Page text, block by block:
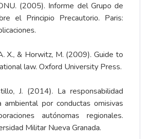
(2005). Informe del Grupo de
el Principio Precautorio. Paris:
X., & Horwitz, M. (2009). Guide to
law. Oxford University Press.
J. (2014). La responsabilidad
ambiental por conductas omisivas
autónomas regionales.
Militar Nueva Granada.